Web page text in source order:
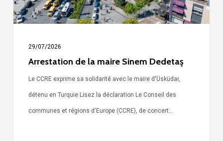
29/07/2026
Arrestation de la maire Sinem Dedetaş
Le CCRE exprime sa solidarité avec le maire d'Üsküdar,
détenu en Turquie Lisez la déclaration Le Conseil des
communes et régions d'Europe (CCRE), de concert…